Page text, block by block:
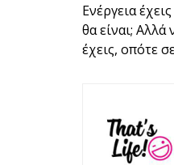
Ενέργεια
θα είναι; Αλλά
έχεις, οπότε